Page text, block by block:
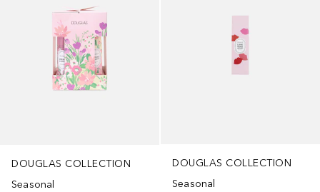
DOUGLAS COLLECTION
Seasonal
DOUGLAS COLLECTION
Seasonal